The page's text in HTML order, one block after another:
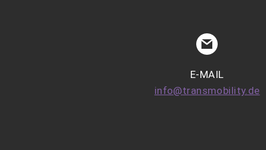
E-MAIL
info@transmobility.de